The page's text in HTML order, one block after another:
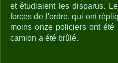
et étudiaient les disparus.
forces de l'ordre, qui ont
moins onze policiers ont
camion a été brûlé.